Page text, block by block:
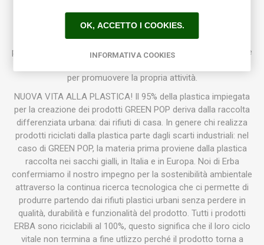
attento alle tendenze del gusto contemporaneo.
Ogni prodotto è caratterizzato da un ottimo rapporto qualità
prezzo, questo perché la nostra azienda crede da sempre che
per promuovere la propria attività.
NUOVA VITA ALLA PLASTICA! Il 95% della plastica impiegata
per la creazione dei prodotti GREEN POP deriva dalla raccolta
differenziata urbana: dai rifiuti di casa. In genere chi realizza
prodotti riciclati dalla plastica parte dagli scarti industriali: nel
caso di GREEN POP, la materia prima proviene dalla plastica
raccolta nei sacchi gialli, in Italia e in Europa. Noi di Erba
confermiamo il nostro impegno per la sostenibilità ambientale
attraverso la continua ricerca tecnologica che ci permette di
produrre partendo dai rifiuti plastici urbani senza perdere in
qualità, durabilità e funzionalità del prodotto. Tutti i prodotti
ERBA sono riciclabili al 100%, questo significa che il loro ciclo
vitale non termina a fine utlizzo perché il prodotto torna a
OK, ACCETTO I COOKIES.
INFORMATIVA COOKIES